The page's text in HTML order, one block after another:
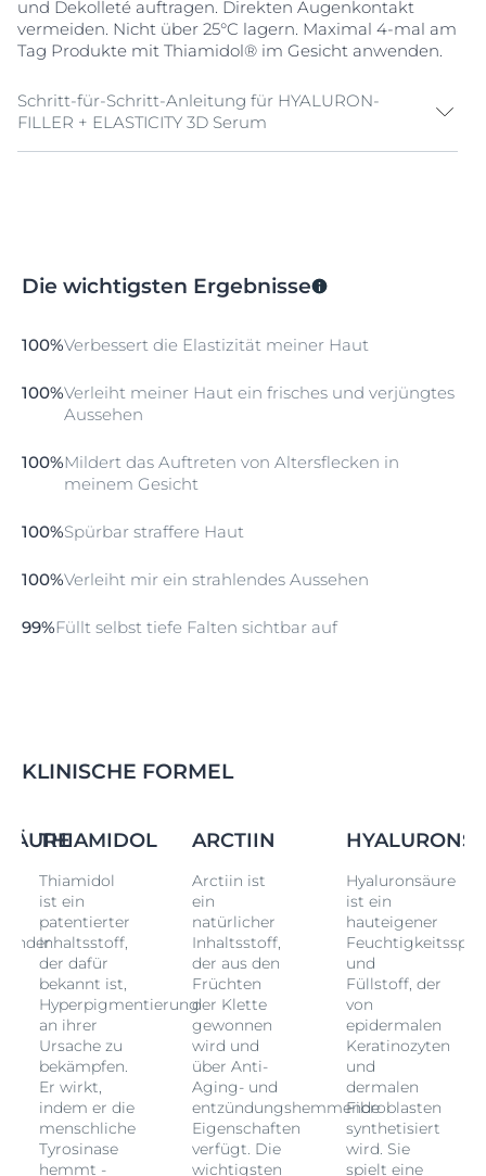
und Dekolleté auftragen. Direkten Augenkontakt
vermeiden. Nicht über 25°C lagern. Maximal 4-mal am
Tag Produkte mit Thiamidol® im Gesicht anwenden.
Schritt-für-Schritt-Anleitung für HYALURON-
FILLER + ELASTICITY 3D Serum
Kombination mit anderen Produkten der Eucerin
Hyaluron-Filler + Elasticity Serie
Die wichtigsten Ergebnisse
100%Verbessert die Elastizität meiner Haut
100%Verleiht meiner Haut ein frisches und verjüngtes
Aussehen
100%Mildert das Auftreten von Altersflecken in
meinem Gesicht
100%Spürbar straffere Haut
100%Verleiht mir ein strahlendes Aussehen
99%Füllt selbst tiefe Falten sichtbar auf
KLINISCHE FORMEL
THIAMIDOL
Thiamidol
ist ein
patentierter
Inhaltsstoff,
der dafür
bekannt ist,
Hyperpigmentierung
an ihrer
Ursache zu
bekämpfen.
Er wirkt,
indem er die
menschliche
Tyrosinase
hemmt -
ARCTIIN
Arctiin ist
ein
natürlicher
Inhaltsstoff,
der aus den
Früchten
der Klette
gewonnen
wird und
über Anti-
Aging- und
entzündungshemmende
Eigenschaften
verfügt. Die
wichtigsten
Hyaluronsäure
ist ein
hauteigener
und
Füllstoff, der
von
epidermalen
Keratinozyten
und
dermalen
Fibroblasten
synthetisiert
wird. Sie
spielt eine